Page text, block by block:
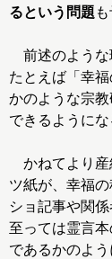
るという問題
前述のような
たとえば「幸
かのような宗
できるようにな
かねてより産
ツ紙が、幸福
ショ記事や関
至っては霊言
であるかのよ